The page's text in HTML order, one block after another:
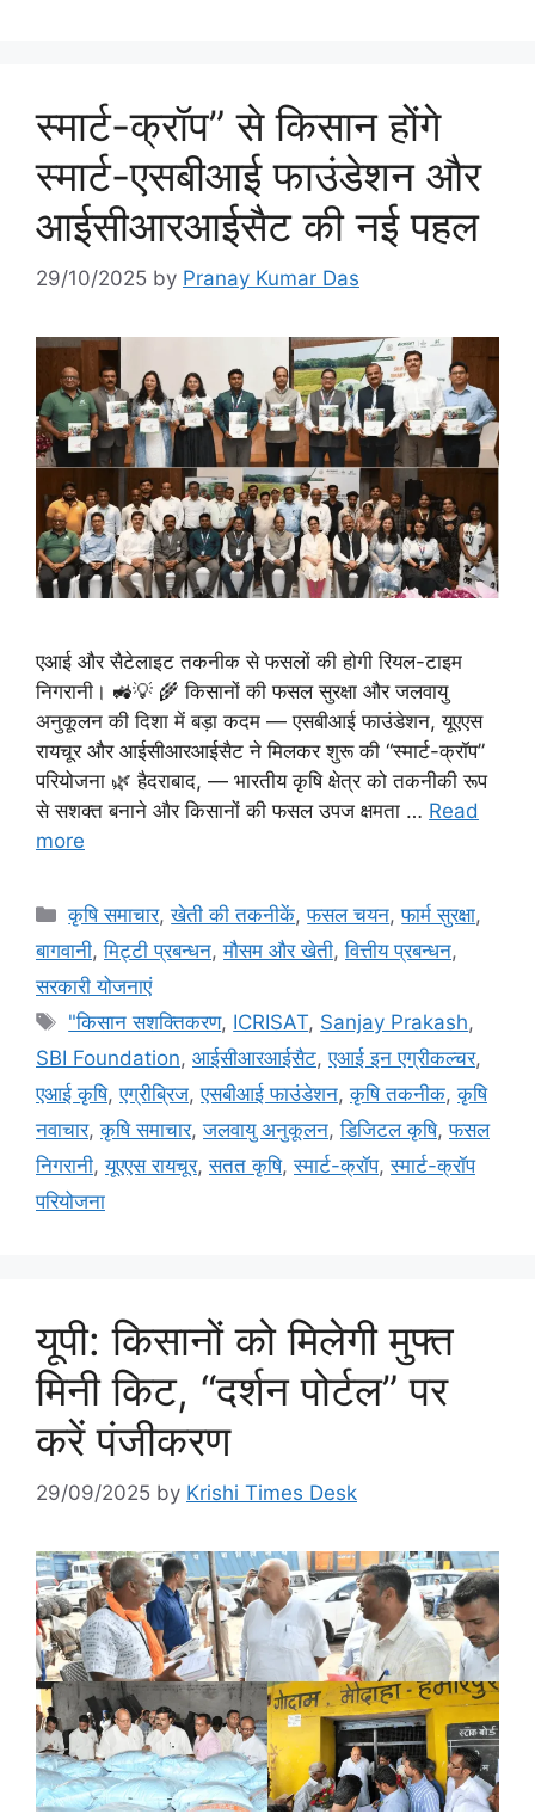
स्मार्ट-क्रॉप” से किसान होंगे
स्मार्ट-एसबीआई फाउंडेशन और
आईसीआरआईसैट की नई पहल
29/10/2025 by Pranay Kumar Das
एआई और सैटेलाइट तकनीक से फसलों की होगी रियल-टाइम
निगरानी। 🚜💡 🌾 किसानों की फसल सुरक्षा और जलवायु
अनुकूलन की दिशा में बड़ा कदम — एसबीआई फाउंडेशन, यूएएस
रायचूर और आईसीआरआईसैट ने मिलकर शुरू की “स्मार्ट-क्रॉप”
परियोजना 🌿 हैदराबाद, — भारतीय कृषि क्षेत्र को तकनीकी रूप
से सशक्त बनाने और किसानों की फसल उपज क्षमता … Read
more
कृषि समाचार,खेती की तकनीकें,फसल चयन,फार्म सुरक्षा,
बागवानी,मि‌ट्टी प्रबन्धन,मौसम और खेती,वित्तीय प्रबन्धन,
सरकारी योजनाएं
"किसान सशक्तिकरण, ICRISAT, Sanjay Prakash,
SBI Foundation, आईसीआरआईसैट,एआई इन एग्रीकल्चर,
एआई कृषि,एग्रीब्रिज,एसबीआई फाउंडेशन,कृषि तकनीक,कृषि
नवाचार,कृषि समाचार,जलवायु अनुकूलन,डिजिटल कृषि,फसल
निगरानी,यूएएस रायचूर,सतत कृषि,स्मार्ट-क्रॉप,स्मार्ट-क्रॉप
परियोजना
यूपी: किसानों को मिलेगी मुफ्त
मिनी किट, “दर्शन पोर्टल” पर
करें पंजीकरण
29/09/2025 by Krishi Times Desk